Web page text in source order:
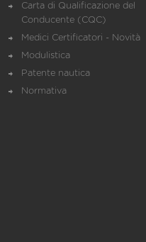
Carta di Qualificazione del
Conducente (CQC)
Medici Certificatori - Novità
Modulistica
Patente nautica
Normativa